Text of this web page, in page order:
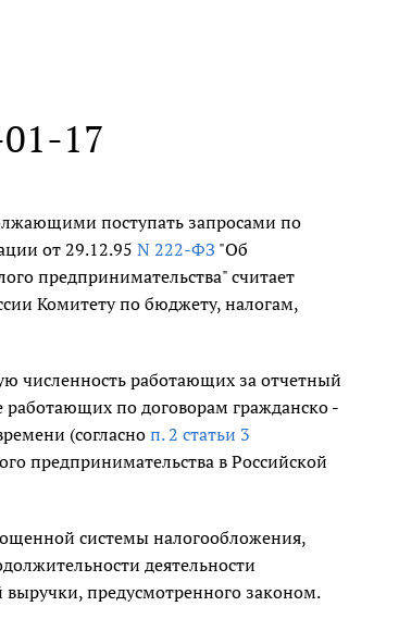
17
поступать запросами по
от 29.12.95N 222-ФЗ "Об
предпринимательства" считает
Комитету по бюджету, налогам,
численность работающих за отчетный
работающих по договорам гражданско -
(согласноп. 2 статьи 3
предпринимательства в Российской
системы налогообложения,
деятельности
предусмотренного законом.